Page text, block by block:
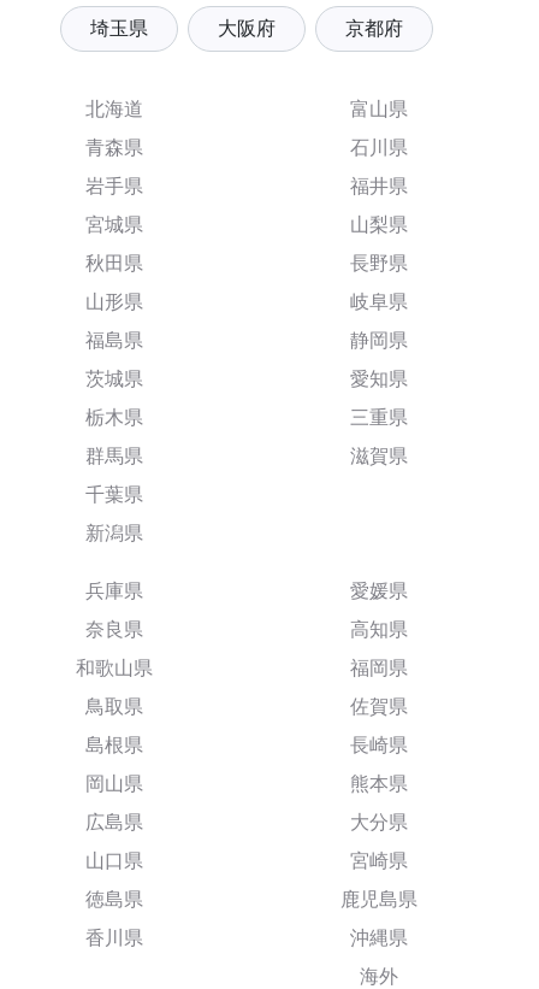
埼玉県 大阪府 京都府
北海道
青森県
岩手県
宮城県
秋田県
山形県
福島県
茨城県
栃木県
群馬県
千葉県
新潟県
富山県
石川県
福井県
山梨県
長野県
岐阜県
静岡県
愛知県
三重県
滋賀県
兵庫県
奈良県
和歌山県
鳥取県
島根県
岡山県
広島県
山口県
徳島県
香川県
愛媛県
高知県
福岡県
佐賀県
長崎県
熊本県
大分県
宮崎県
鹿児島県
沖縄県
海外